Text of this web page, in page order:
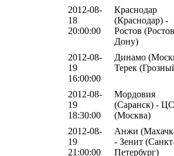
2012-08-
18
20:00:00
Краснодар
(Краснодар) -
Ростов
Дону)
2012-08-
19
16:00:00
Динамо
Терек
2012-08-
19
18:30:00
Мордовия
(Саранск) -
(Москва)
2012-08-
19
21:00:00
Анжи
- Зенит
Петербург)